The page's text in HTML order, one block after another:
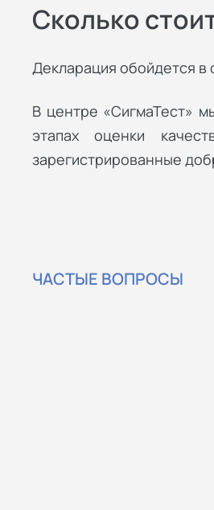
Сколько
Декларация обойдется в
В центре «СигмаТест»
этапах оценки
зарегистрированные
ЧАСТЫЕ ВОПРОСЫ